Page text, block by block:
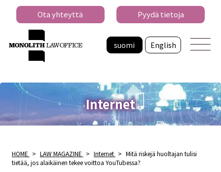
suomi English
Ota yhteyttä Pyydä tietoja
Internet
HOME > LAW MAGAZINE > Internet > Mitä riskejä huoltajan tulisi
tietää, jos alaikäinen tekee voittoa YouTubessa?